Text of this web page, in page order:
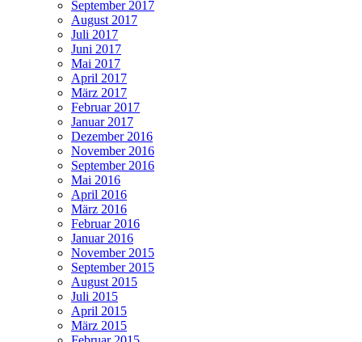
September 2017
August 2017
Juli 2017
Juni 2017
Mai 2017
April 2017
März 2017
Februar 2017
Januar 2017
Dezember 2016
November 2016
September 2016
Mai 2016
April 2016
März 2016
Februar 2016
Januar 2016
November 2015
September 2015
August 2015
Juli 2015
April 2015
März 2015